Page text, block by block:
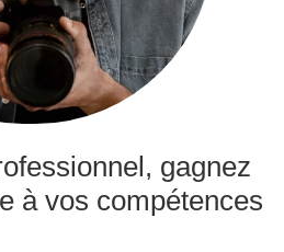
gagnez
à vos compétences